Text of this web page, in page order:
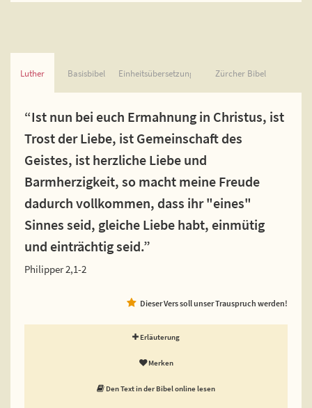
Luther Basisbibel Einheitsübersetzung Zürcher Bibel
“Ist nun bei euch Ermahnung in Christus, ist
Trost der Liebe, ist Gemeinschaft des
Geistes, ist herzliche Liebe und
Barmherzigkeit, so macht meine Freude
dadurch vollkommen, dass ihr "eines"
Sinnes seid, gleiche Liebe habt, einmütig
und einträchtig seid.”
Philipper 2,1-2
Dieser Vers soll unser Trauspruch werden!
Erläuterung
Merken
Den Text in der Bibel online lesen